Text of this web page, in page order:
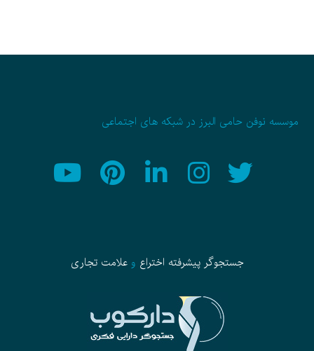
موسسه نوفن حامی البرز در شبکه های اجتماعی
جستجوگر پیشرفته اختراع وعلامت تجاری